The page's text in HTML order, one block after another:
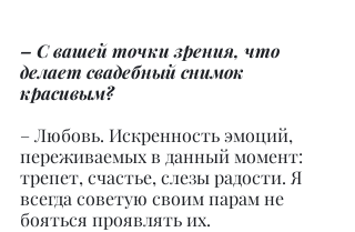
– С вашей точки зрения, что
делает свадебный снимок
красивым?
– Любовь. Искренность эмоций,
переживаемых в данный момент:
трепет, счастье, слезы радости. Я
всегда советую своим парам не
бояться проявлять их.